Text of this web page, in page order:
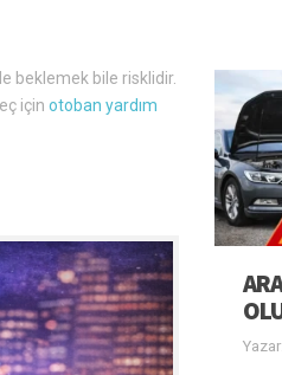
beklemek bile risklidir.
için otoban yardım